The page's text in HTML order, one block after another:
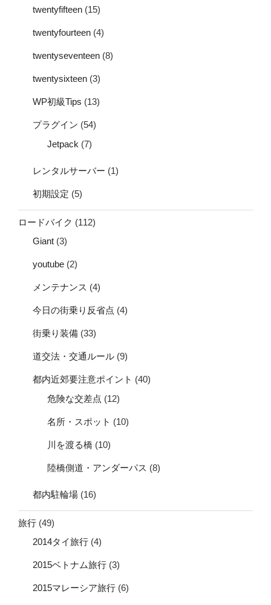
twentyfifteen (15)
twentyfourteen (4)
twentyseventeen (8)
twentysixteen (3)
WP初級Tips (13)
プラグイン (54)
Jetpack (7)
レンタルサーバー (1)
初期設定 (5)
ロードバイク (112)
Giant (3)
youtube (2)
メンテナンス (4)
今日の街乗り反省点 (4)
街乗り装備 (33)
道交法・交通ルール (9)
都内近郊要注意ポイント (40)
危険な交差点 (12)
名所・スポット (10)
川を渡る橋 (10)
陸橋側道・アンダーパス (8)
都内駐輪場 (16)
旅行 (49)
2014タイ旅行 (4)
2015ベトナム旅行 (3)
2015マレーシア旅行 (6)